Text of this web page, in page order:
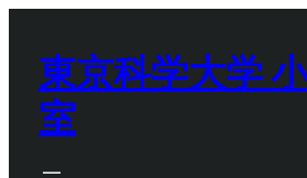
東京科学大学
室